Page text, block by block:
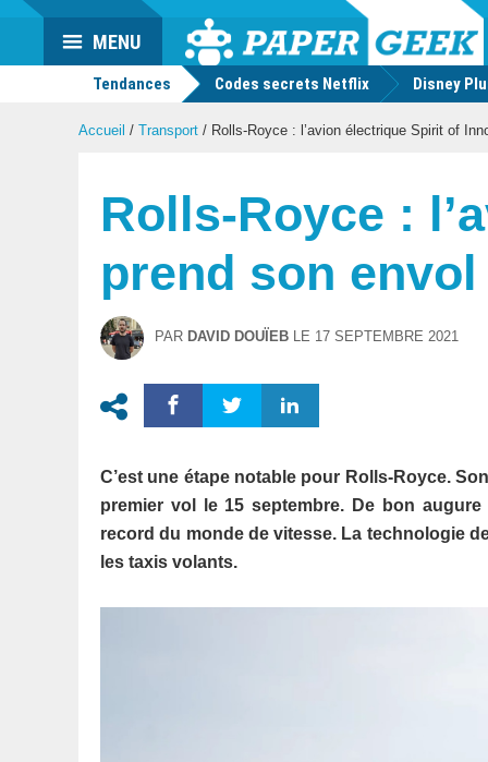
Actu
geek
MENU
Tendances Codes secrets Netflix Disney
Accueil / Transport / Rolls-Royce : l’avion électrique Spirit of
Rolls-Royce :
prend son
PAR DAVID DOUÏEB LE 17 SEPTEMBRE 2021
C’est une étape notable pour Rolls-Royce.
premier vol le 15 septembre. De bon
record du monde de vitesse. La technologie
les taxis volants.